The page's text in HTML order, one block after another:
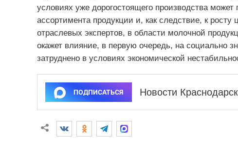
условиях уже дорогостоящего производства
ассортимента продукции и, как следствие, к
отраслевых экспертов, в области молочной
окажет влияние, в первую очередь, на социально
затруднено в условиях экономической
ПОДПИСАТЬСЯ Новости